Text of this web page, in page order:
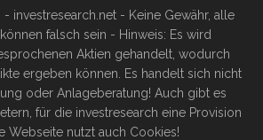
investresearch.net - Keine Gewähr, alle
falsch sein - Hinweis: Es wird
Aktien gehandelt, wodurch
ergeben können. Es handelt sich nicht
oder Anlageberatung! Auch gibt es
für die investresearch eine Provision
Webseite nutzt auch Cookies!